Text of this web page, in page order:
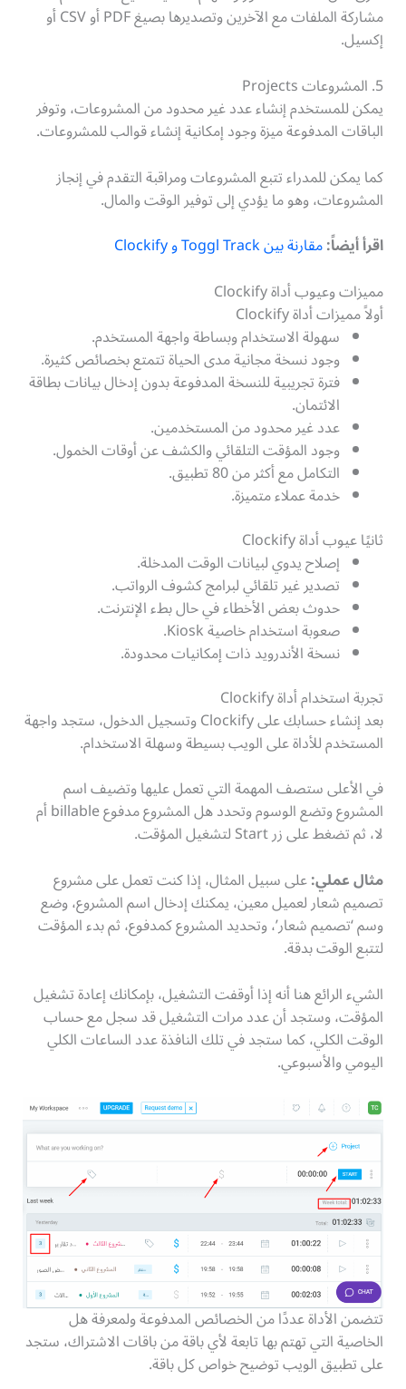
مشاركة الملفات مع الآخرين وتصديرها بصيغ PDF أو CSV أو
إكسيل.
5. المشروعات Projects
يمكن للمستخدم إنشاء عدد غير محدود من المشروعات، وتوفر
الباقات المدفوعة ميزة وجود إمكانية إنشاء قوالب للمشروعات.
كما يمكن للمدراء تتبع المشروعات ومراقبة التقدم في إنجاز
المشروعات، وهو ما يؤدي إلى توفير الوقت والمال.
اقرأ أيضاً:مقارنة بين Toggl Track و Clockify
مميزات وعيوب أداة Clockify
أولاً مميزات أداة Clockify
سهولة الاستخدام وبساطة واجهة المستخدم.
وجود نسخة مجانية مدى الحياة تتمتع بخصائص كثيرة.
فترة تجريبية للنسخة المدفوعة بدون إدخال بيانات بطاقة
الائتمان.
عدد غير محدود من المستخدمين.
وجود المؤقت التلقائي والكشف عن أوقات الخمول.
التكامل مع أكثر من 80 تطبيق.
خدمة عملاء متميزة.
ثانيًا عيوب أداة Clockify
إصلاح يدوي لبيانات الوقت المدخلة.
تصدير غير تلقائي لبرامج كشوف الرواتب.
حدوث بعض الأخطاء في حال بطء الإنترنت.
صعوبة استخدام خاصية Kiosk.
نسخة الأندرويد ذات إمكانيات محدودة.
تجربة استخدام أداة Clockify
بعد إنشاء حسابك على Clockify وتسجيل الدخول، ستجد واجهة
المستخدم للأداة على الويب بسيطة وسهلة الاستخدام.
في الأعلى ستصف المهمة التي تعمل عليها وتضيف اسم
المشروع وتضع الوسوم وتحدد هل المشروع مدفوع billable أم
لا، ثم تضغط على زر Start لتشغيل المؤقت.
مثال عملي:على سبيل المثال، إذا كنت تعمل على مشروع
تصميم شعار لعميل معين، يمكنك إدخال اسم المشروع، وضع
وسم ‘تصميم شعار’، وتحديد المشروع كمدفوع، ثم بدء المؤقت
لتتبع الوقت بدقة.
الشيء الرائع هنا أنه إذا أوقفت التشغيل، بإمكانك إعادة تشغيل
المؤقت، وستجد أن عدد مرات التشغيل قد سجل مع حساب
الوقت الكلي، كما ستجد في تلك النافذة عدد الساعات الكلي
اليومي والأسبوعي.
تتضمن الأداة عددًا من الخصائص المدفوعة ولمعرفة هل
الخاصية التي تهتم بها تابعة لأي باقة من باقات الاشتراك، ستجد
على تطبيق الويب توضيح خواص كل باقة.